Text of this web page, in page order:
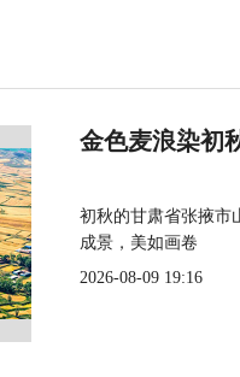
金色麦浪染初
初秋的甘肃省张掖市
成景，美如画卷
2026-08-09 19:16